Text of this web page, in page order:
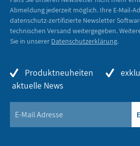
Abmeldung jederzeit möglich. Ihre E-Mail-
datenschutz-zertifizierte Newsletter
technischen Versand weitergegeben.
Sie in unserer Datenschutzerklärung.
Produktneuheiten
aktuelle News